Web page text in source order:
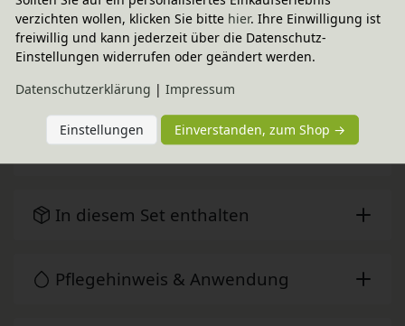
Technische Daten
BioKinder - Das gesunde Kinderzimmer
Zubehör
In diesem Set enthalten
Pflegehinweis & Anwendung
verzichten wollen, klicken Sie bitte hier. Ihre Einwilligung ist
freiwillig und kann jederzeit über die Datenschutz-
Einstellungen widerrufen oder geändert werden.
Daten­schutz­erklärung | Impressum
Einstellungen Einverstanden, zum Shop →